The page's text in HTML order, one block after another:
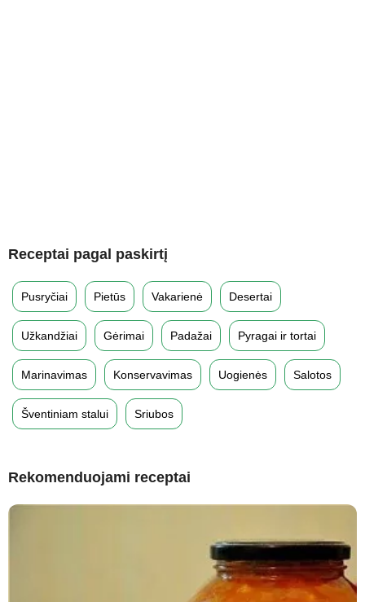
Receptai pagal paskirtį
Pusryčiai Pietūs Vakarienė Desertai
Užkandžiai Gėrimai Padažai Pyragai ir tortai
Marinavimas Konservavimas Uogienės Salotos
Šventiniam stalui Sriubos
Rekomenduojami receptai